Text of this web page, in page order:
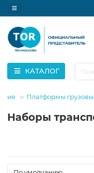
КАТАЛОГ
Платформы
Наборы